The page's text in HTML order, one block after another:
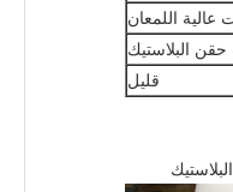
عالية اللمعان
البلاستيك
قليل